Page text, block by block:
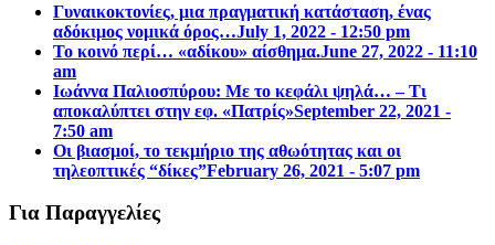
Γυναικοκτονίες, μια πραγματική κατάσταση, ένας
αδόκιμος νομικά όρος…July 1, 2022 - 12:50 pm
Το κοινό περί… «αδίκου» αίσθημα.June 27, 2022 - 11:10
am
Ιωάννα Παλιοσπύρου: Με το κεφάλι ψηλά… – Τι
αποκαλύπτει στην εφ. «Πατρίς»September 22, 2021 -
7:50 am
Οι βιασμοί, το τεκμήριο της αθωότητας και οι
τηλεοπτικές “δίκες”February 26, 2021 - 5:07 pm
Για Παραγγελίες